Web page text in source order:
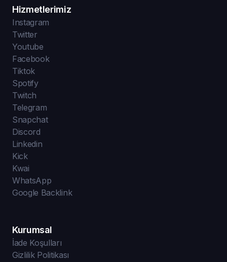
Hizmetlerimiz
Instagram
Twitter
Youtube
Facebook
Tiktok
Spotify
Twitch
Telegram
Snapchat
Discord
Linkedin
Kick
Kwai
WhatsApp
Google Backlink
Kurumsal
İade Koşulları
Gizlilik Politikası